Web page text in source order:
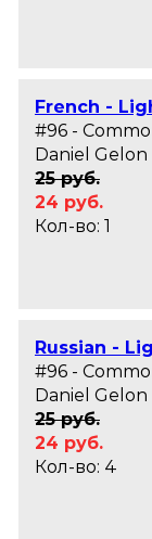
French -
#96 -
Daniel Gelon
25 руб.
24 руб.
Кол-во: 1
Russian -
#96 -
Daniel Gelon
25 руб.
24 руб.
Кол-во: 4